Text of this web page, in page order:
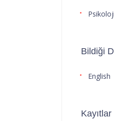
Psikoloji
Bildiği
English
Kayıtlar